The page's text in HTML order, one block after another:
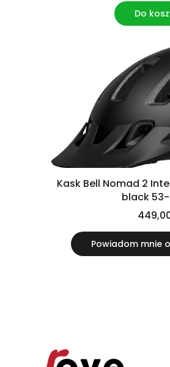
Do
Kask Bell Nomad 2
black
Powiadom mnie